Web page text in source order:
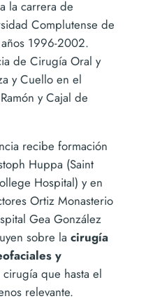
la carrera de
Complutense de
1996-2002.
de Cirugía Oral y
y Cuello en el
y Cajal de
recibe formación
Huppa (Saint
Hospital) y en
Ortiz Monasterio
Gea González
sobre la cirugía
y
que hasta el
relevante.